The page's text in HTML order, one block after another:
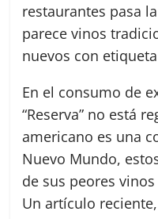
restaurantes pasa
parece vinos
nuevos con
En el consumo de
“Reserva” no está
americano es una
Nuevo Mundo,
de sus peores
Un artículo